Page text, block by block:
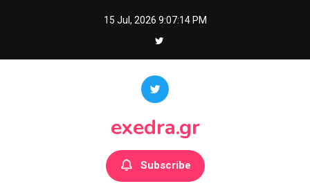
15 Jul, 2026 9:07:14 PM
exedra.gr
Subscribe